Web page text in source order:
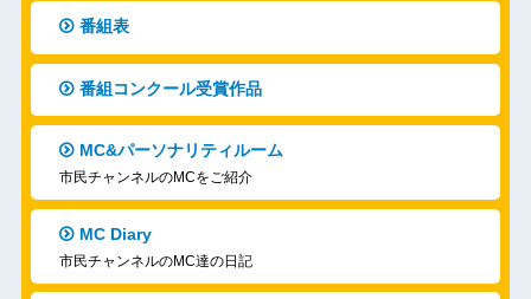
番組表
番組コンクール受賞作品
MC&パーソナリティルーム
市民チャンネルのMCをご紹介
MC Diary
市民チャンネルのMC達の日記